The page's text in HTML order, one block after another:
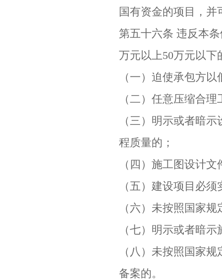
国有资金的项目，
第五十六条 违反本
万元以上50万元以下
（一）迫使承包方
（二）任意压缩合理
（三）明示或者暗
程质量的；
（四）施工图设计
（五）建设项目必
（六）未按照国家
（七）明示或者暗
（八）未按照国家
备案的。